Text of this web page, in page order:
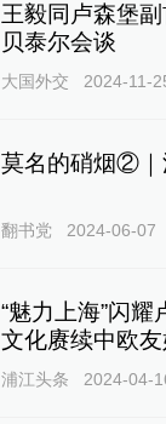
王毅同卢森堡
贝泰尔会谈
大国外交 2024-11-
莫名的硝烟②｜
翻书党 2024-06-07
“魅力上海”闪
文化赓续中欧
浦江头条 2024-04-